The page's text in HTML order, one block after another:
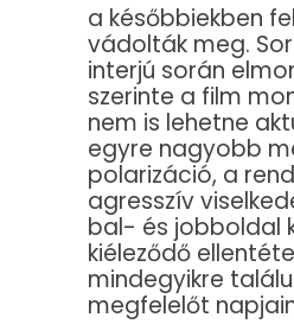
a későbbiekben
vádolták meg.
interjú során
szerinte a film
nem is lehetne
egyre nagyobb
polarizáció, a
agresszív
bal- és jobboldal
kiéleződő
mindegyikre
megfelelőt